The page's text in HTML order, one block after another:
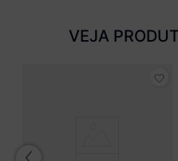
VEJA